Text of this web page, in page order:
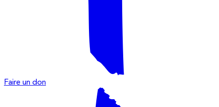
Faire un don